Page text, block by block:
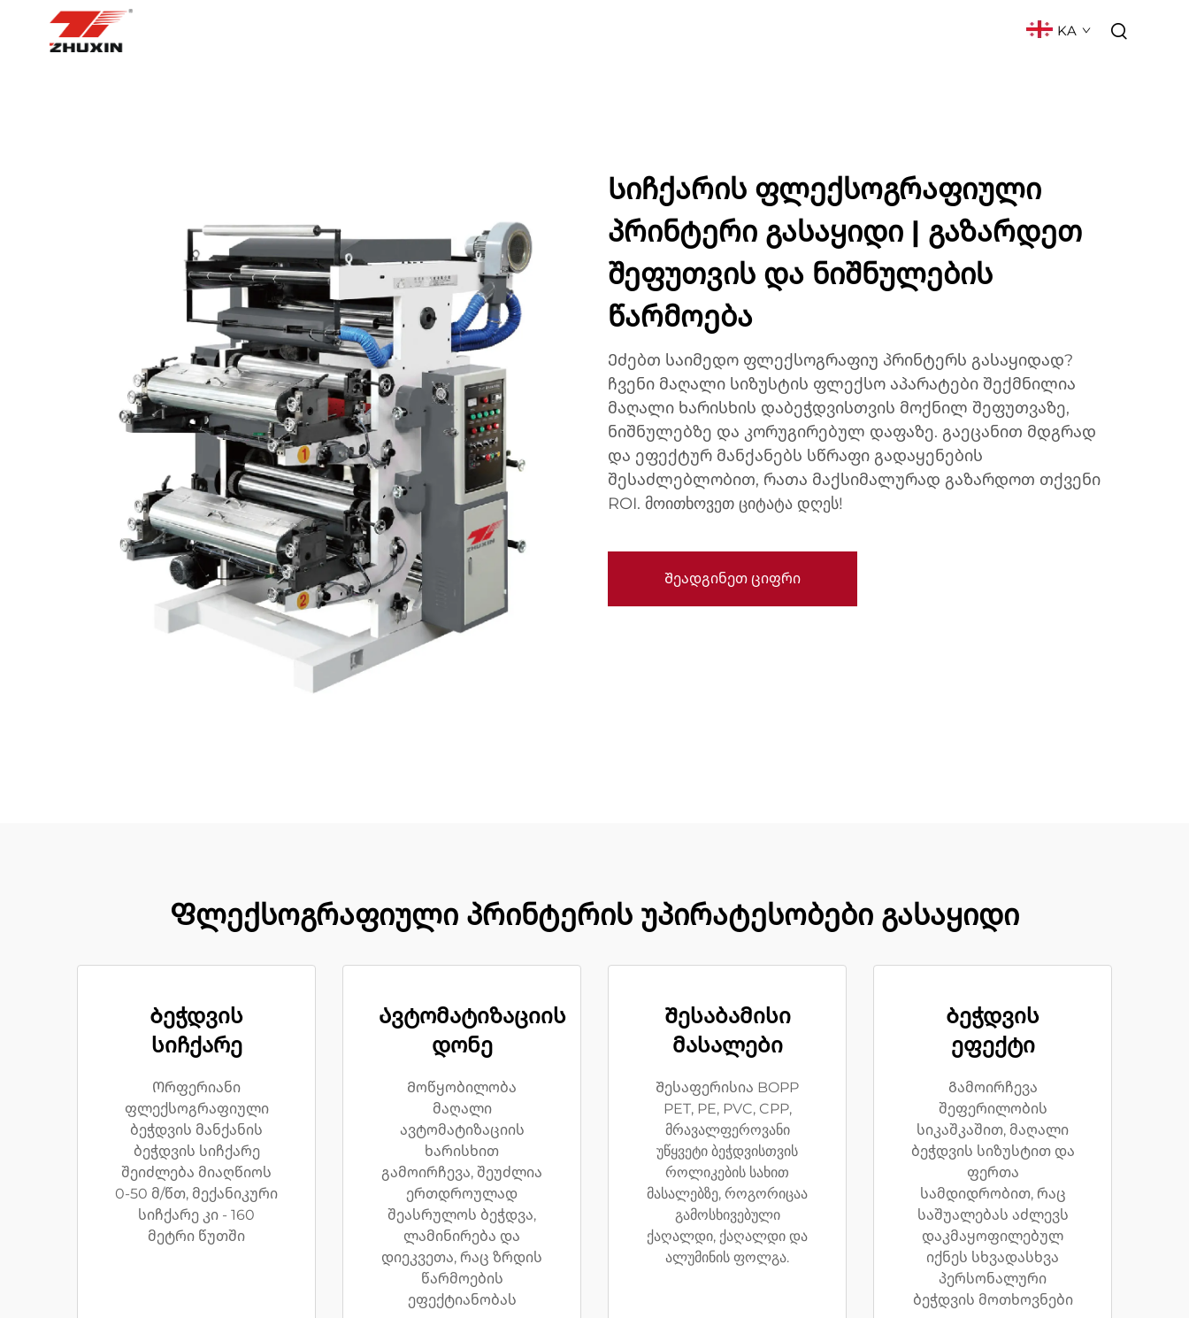
KA
Სიჩქარის ფლექსოგრაფიული
პრინტერი გასაყიდი | გაზარდეთ
შეფუთვის და ნიშნულების
წარმოება
Ეძებთ საიმედო ფლექსოგრაფიუ პრინტერს გასაყიდად?
ჩვენი მაღალი სიზუსტის ფლექსო აპარატები შექმნილია
მაღალი ხარისხის დაბეჭდვისთვის მოქნილ შეფუთვაზე,
ნიშნულებზე და კორუგირებულ დაფაზე. გაეცანით მდგრად
და ეფექტურ მანქანებს სწრაფი გადაყენების
შესაძლებლობით, რათა მაქსიმალურად გაზარდოთ თქვენი
ROI. მოითხოვეთ ციტატა დღეს!
Შეადგინეთ ციფრი
Ფლექსოგრაფიული პრინტერის უპირატესობები გასაყიდი
Ბეჭდვის
სიჩქარე
Ორფერიანი
ფლექსოგრაფიული
ბეჭდვის მანქანის
ბეჭდვის სიჩქარე
შეიძლება მიაღწიოს
0-50 მ/წთ, მექანიკური
სიჩქარე კი - 160
მეტრი წუთში
Ავტომატიზაციის
დონე
Მოწყობილობა
მაღალი
ავტომატიზაციის
ხარისხით
გამოირჩევა, შეუძლია
ერთდროულად
შეასრულოს ბეჭდვა,
ლამინირება და
დიეკვეთა, რაც ზრდის
წარმოების
ეფექტიანობას
Შესაბამისი
მასალები
Შესაფერისია BOPP
PET, PE, PVC, CPP,
მრავალფეროვანი
უწყვეტი ბეჭდვისთვის
როლიკების სახით
მასალებზე, როგორიცაა
გამოსხივებული
ქაღალდი, ქაღალდი და
ალუმინის ფოლგა.
Ბეჭდვის
ეფექტი
Გამოირჩევა
შეფერილობის
სიკაშკაშით, მაღალი
ბეჭდვის სიზუსტით და
ფერთა
სამდიდრობით, რაც
საშუალებას აძლევს
დაკმაყოფილებულ
იქნეს სხვადასხვა
პერსონალური
ბეჭდვის მოთხოვნები